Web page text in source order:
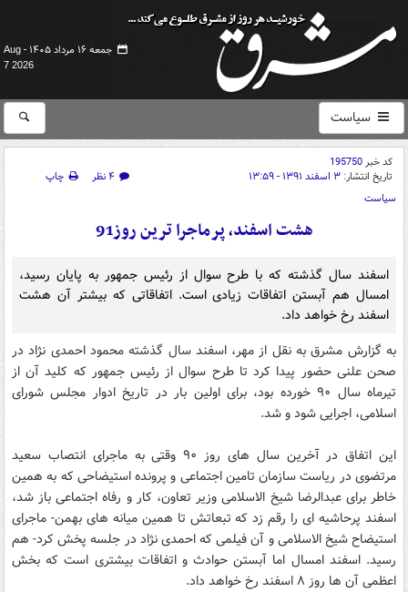
جمعه ۱۶ مرداد ۱۴۰۵ -
Aug
7 2026
سیاست
کد خبر195750
تاریخ انتشار: ۳ اسفند ۱۳۹۱ - ۱۳:۵۹ ۴ نظر
چاپ
سیاست
هشت اسفند، پرماجرا ترین روز91
اسفند سال گذشته که با طرح سوال از رئیس جمهور به پایان رسید،
امسال هم آبستن اتفاقات زیادی است. اتفاقاتی که بیشتر آن هشت
اسفند رخ خواهد داد.
به گزارش مشرق به نقل از مهر، اسفند سال گذشته محمود احمدی نژاد در
صحن علنی حضور پیدا کرد تا طرح سوال از رئیس جمهور که کلید آن از
تیرماه سال ۹۰ خورده بود، برای اولین بار در تاریخ ادوار مجلس شورای
اسلامی، اجرایی شود و شد.
این اتفاق در آخرین سال های روز ۹۰ وقتی به ماجرای انتصاب سعید
مرتضوی در ریاست سازمان تامین اجتماعی و پرونده استیضاحی که به همین
خاطر برای عبدالرضا شیخ الاسلامی وزیر تعاون، کار و رفاه اجتماعی باز شد،
اسفند پرحاشیه ای را رقم زد که تبعاتش تا همین میانه های بهمن- ماجرای
استیضاح شیخ الاسلامی و آن فیلمی که احمدی نژاد در جلسه پخش کرد- هم
رسید. اسفند امسال اما آبستن حوادث و اتفاقات بیشتری است که بخش
اعظمی آن ها روز ۸ اسفند رخ خواهد داد.